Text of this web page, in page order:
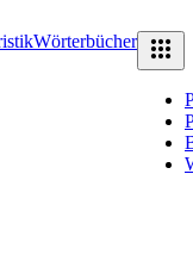
Wörterbücher